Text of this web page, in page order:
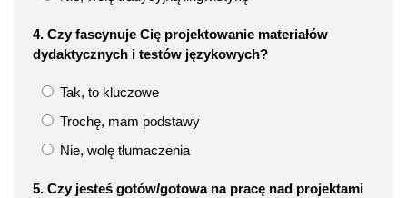
4. Czy fascynuje Cię projektowanie materiałów
dydaktycznych i testów językowych?
Tak, to kluczowe
Trochę, mam podstawy
Nie, wolę tłumaczenia
5. Czy jesteś gotów/gotowa na pracę nad projektami